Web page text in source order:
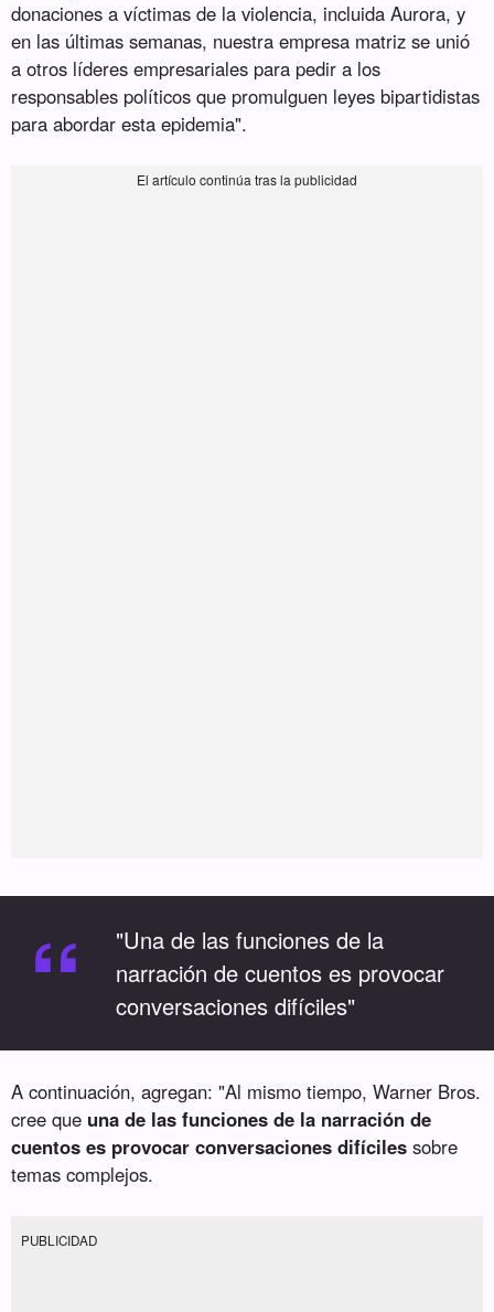
donaciones a víctimas de la violencia, incluida Aurora, y
en las últimas semanas, nuestra empresa matriz se unió
a otros líderes empresariales para pedir a los
responsables políticos que promulguen leyes bipartidistas
para abordar esta epidemia".
“
"Una de las funciones de la
narración de cuentos es provocar
conversaciones difíciles"
A continuación, agregan: "Al mismo tiempo, Warner Bros.
cree que una de las funciones de la narración de
cuentos es provocar conversaciones difíciles sobre
temas complejos.
PUBLICIDAD